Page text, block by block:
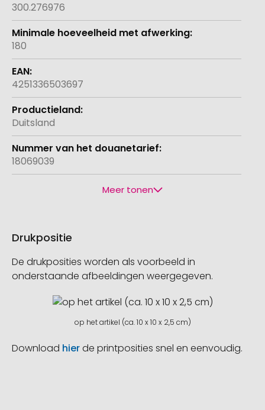
300.276976
180
4251336503697
Duitsland
18069039
Meer tonen
Drukpositie
De drukposities worden als voorbeeld in
onderstaande afbeeldingen weergegeven.
op het artikel (ca. 10 x 10 x 2,5 cm)
Download hierde printposities snel en eenvoudig.